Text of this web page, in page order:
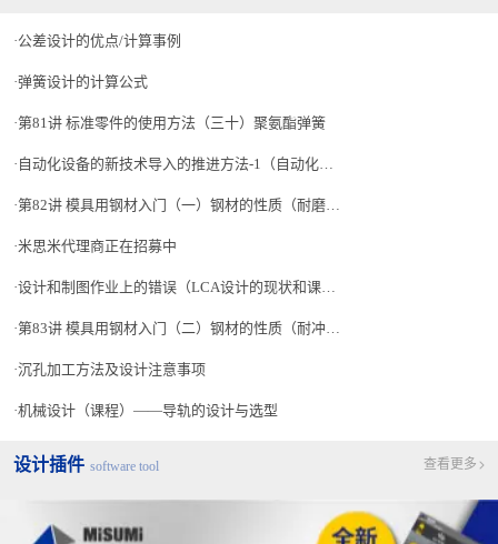
公差设计的优点/计算事例
弹簧设计的计算公式
第81讲 标准零件的使用方法（三十）聚氨酯弹簧
自动化设备的新技术导入的推进方法-1（自动化技术诀窍篇）
第82讲 模具用钢材入门（一）钢材的性质（耐磨损性）
米思米代理商正在招募中
设计和制图作业上的错误（LCA设计的现状和课题解决的着眼点-3）
第83讲 模具用钢材入门（二）钢材的性质（耐冲击性）
沉孔加工方法及设计注意事项
机械设计（课程）——导轨的设计与选型
设计插件 software tool 查看更多